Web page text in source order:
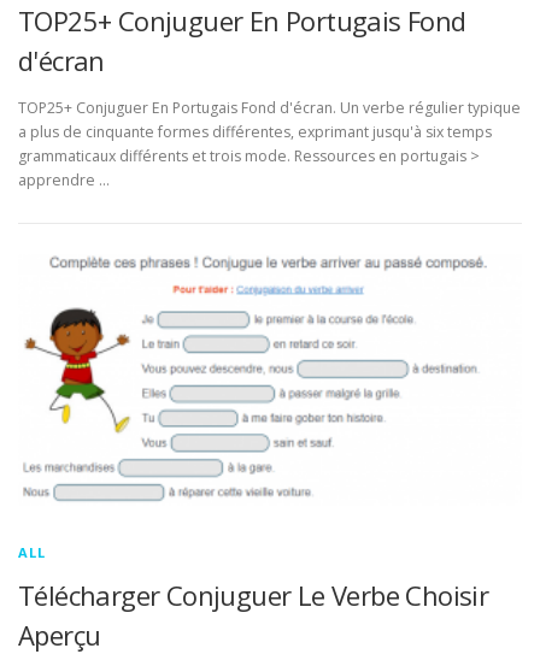
TOP25+ Conjuguer En Portugais Fond
d'écran
TOP25+ Conjuguer En Portugais Fond d'écran. Un verbe régulier typique
a plus de cinquante formes différentes, exprimant jusqu'à six temps
grammaticaux différents et trois mode. Ressources en portugais >
apprendre …
ALL
Télécharger Conjuguer Le Verbe Choisir
Aperçu